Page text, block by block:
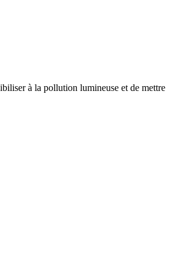
à la pollution lumineuse et de mettre